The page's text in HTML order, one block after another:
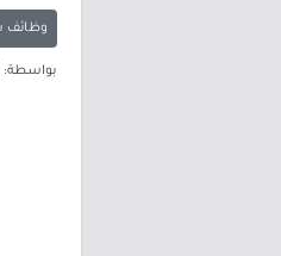
وظائف
بواسطة: